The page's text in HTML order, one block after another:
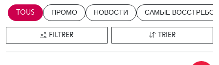
TOUS ПРОМО НОВОСТИ САМЫЕ
FILTRER TRIER